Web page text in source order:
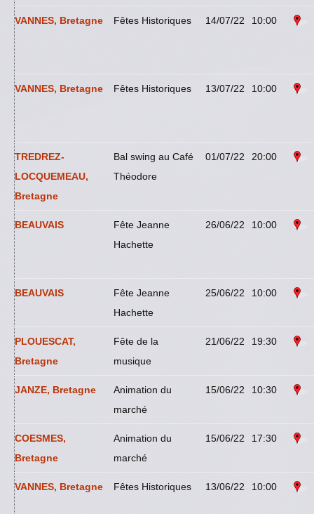
VANNES, Bretagne Fêtes Historiques 14/07/22 10:00
VANNES, Bretagne Fêtes Historiques 13/07/22 10:00
TREDREZ-
LOCQUEMEAU,
Bretagne
Bal swing au Café
Théodore
01/07/22 20:00
BEAUVAIS
Fête Jeanne
Hachette
26/06/22 10:00
BEAUVAIS
Fête Jeanne
Hachette
25/06/22 10:00
PLOUESCAT,
Bretagne
Fête de la
musique
21/06/22 19:30
JANZE, Bretagne
Animation du
marché
15/06/22 10:30
COESMES,
Bretagne
Animation du
marché
15/06/22 17:30
VANNES, Bretagne Fêtes Historiques 13/06/22 10:00